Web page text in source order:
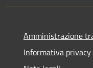
Amministrazione
Informativa privacy